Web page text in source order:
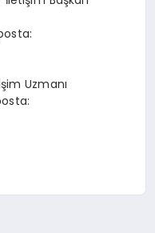
şim Uzmanı